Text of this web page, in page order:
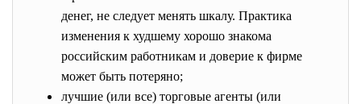
денег, не следует менять шкалу. Практика
изменения к худшему хорошо знакома
российским работникам и доверие к фирме
может быть потеряно;
лучшие (или все) торговые агенты (или